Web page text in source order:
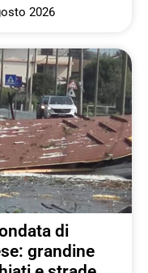
2026
di
grandine